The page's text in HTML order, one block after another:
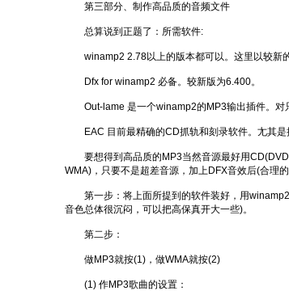
第三部分、制作高品质的音频文件
总算说到正题了：所需软件:
winamp2 2.78以上的版本都可以。这里以较新的
Dfx for winamp2 必备。较新版为6.400。
Out-lame 是一个winamp2的MP3输出插件。对
EAC 目前最精确的CD抓轨和刻录软件。尢其是
要想得到高品质的MP3当然音源最好用CD(DVD-
WMA)，只要不是超差音源，加上DFX音效后(合理
第一步：将上面所提到的软件装好，用winamp2
音色总体很沉闷，可以把高保真开大一些)。
第二步：
做MP3就按(1)，做WMA就按(2)
(1) 作MP3歌曲的设置：